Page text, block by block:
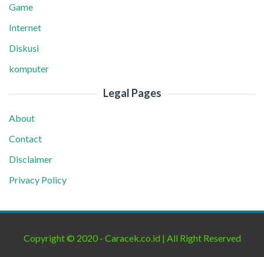
Game
Internet
Diskusi
komputer
Legal Pages
About
Contact
Disclaimer
Privacy Policy
Copyright © 2020 - Caracek.co.id | All Right Reserved